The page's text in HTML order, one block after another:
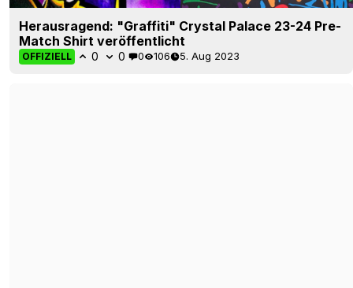
Herausragend: "Graffiti" Crystal Palace 23-24 Pre-
Match Shirt veröffentlicht
OFFIZIELL 0 0 0 106 5. Aug 2023